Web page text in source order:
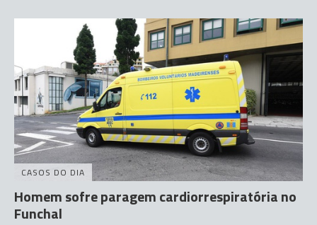
CASOS DO DIA
Homem sofre paragem cardiorrespiratória no
Funchal